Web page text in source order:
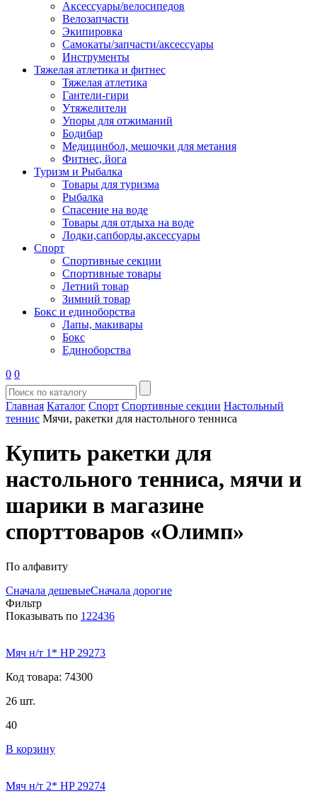
Аксессуары/велосипедов
Велозапчасти
Экипировка
Самокаты/запчасти/аксессуары
Инструменты
Тяжелая атлетика и фитнес
Тяжелая атлетика
Гантели-гири
Утяжелители
Упоры для отжиманий
Бодибар
Медицинбол, мешочки для метания
Фитнес, йога
Туризм и Рыбалка
Товары для туризма
Рыбалка
Спасение на воде
Товары для отдыха на воде
Лодки,сапборды,аксессуары
Спорт
Спортивные секции
Спортивные товары
Летний товар
Зимний товар
Бокс и единоборства
Лапы, макивары
Бокс
Единоборства
0 0
Главная Каталог Спорт Спортивные секции Настольный
теннис Мячи, ракетки для настольного тенниса
Купить ракетки для
настольного тенниса, мячи и
шарики в магазине
спорттоваров «Олимп»
По алфавиту
Сначала дешевыеСначала дорогие
Фильтр
Показывать по 122436
Мяч н/т 1* HP 29273
Код товара: 74300
26 шт.
40
В корзину
Мяч н/т 2* HP 29274